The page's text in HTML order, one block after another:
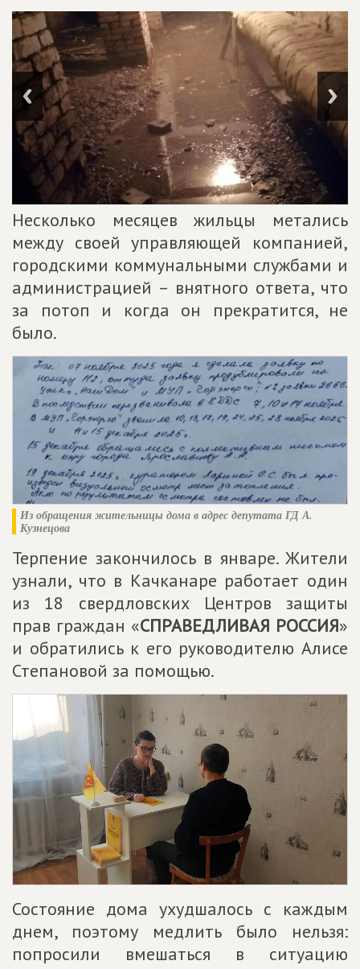
Несколько месяцев жильцы метались
между своей управляющей компанией,
городскими коммунальными службами и
администрацией – внятного ответа, что
за потоп и когда он прекратится, не
было.
Из обращения жительницы дома в адрес депутата ГД А.
Кузнецова
Терпение закончилось в январе. Жители
узнали, что в Качканаре работает один
из 18 свердловских Центров защиты
прав граждан «СПРАВЕДЛИВАЯ РОССИЯ»
и обратились к его руководителю Алисе
Степановой за помощью.
Состояние дома ухудшалось с каждым
днем, поэтому медлить было нельзя:
попросили вмешаться в ситуацию